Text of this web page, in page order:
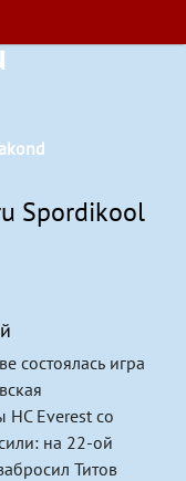
Spordikool
состоялась игра
Everest со
на 22-ой
Титов